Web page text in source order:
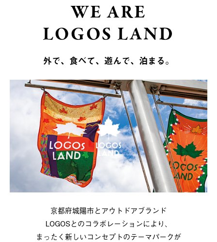
WE ARE
LOGOS LAND
外で、食べて、遊んで、泊まる。
京都府城陽市とアウトドアブランド
LOGOSとのコラボレーションにより、
まったく新しいコンセプトのテーマパークが